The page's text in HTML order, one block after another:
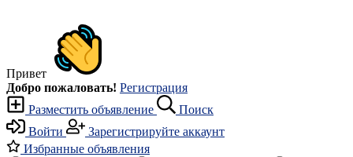
Привет
Добро пожаловать! Регистрация
Разместить объявление
Поиск
Войти
Зарегистрируйте аккаунт
Избранные объявления